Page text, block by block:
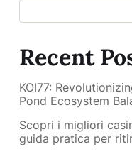
Recent
KOI77:
Pond Ecosystem
Scopri i migliori
guida pratica per